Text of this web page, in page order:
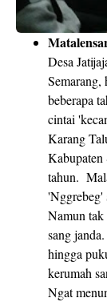
Desa
Semarang,
beberapa
cintai
Karang
Kabupaten
tahun.
'Nggrebeg'
Namun
sang
hingga
kerumah
Ngat